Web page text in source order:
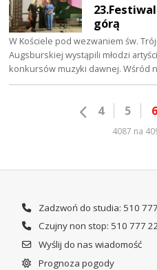
górą
W Kościele pod wezwaniem św.
Augsburskiej wystąpili młodzi
konkursów muzyki dawnej. Wśród
4 5 6
4087 na
Zadzwoń do studia: 510
Czujny non stop: 510 777
Wyślij do nas wiadomość
Prognoza pogody